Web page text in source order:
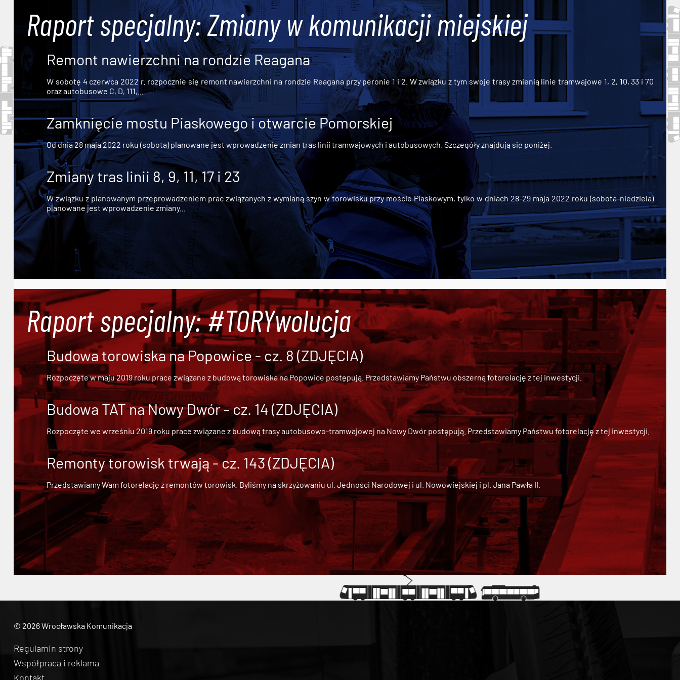
Raport specjalny: Zmiany w komunikacji miejskiej
Remont nawierzchni na rondzie Reagana
W sobotę 4 czerwca 2022 r. rozpocznie się remont nawierzchni na rondzie Reagana przy peronie 1 i 2. W związku z tym swoje trasy zmienią linie tramwajowe 1, 2, 10, 33 i 70
oraz autobusowe C, D, 111,...
Zamknięcie mostu Piaskowego i otwarcie Pomorskiej
Od dnia 28 maja 2022 roku (sobota) planowane jest wprowadzenie zmian tras linii tramwajowych i autobusowych. Szczegóły znajdują się poniżej.
Zmiany tras linii 8, 9, 11, 17 i 23
W związku z planowanym przeprowadzeniem prac związanych z wymianą szyn w torowisku przy moście Piaskowym, tylko w dniach 28-29 maja 2022 roku (sobota-niedziela)
planowane jest wprowadzenie zmiany...
Raport specjalny: #TORYwolucja
Budowa torowiska na Popowice - cz. 8 (ZDJĘCIA)
Rozpoczęte w maju 2019 roku prace związane z budową torowiska na Popowice postępują. Przedstawiamy Państwu obszerną fotorelację z tej inwestycji.
Budowa TAT na Nowy Dwór - cz. 14 (ZDJĘCIA)
Rozpoczęte we wrześniu 2019 roku prace związane zbudową trasy autobusowo-tramwajowej na Nowy Dwór postępują. Przedstawiamy Państwu fotorelację z tej inwestycji.
Remonty torowisk trwają - cz. 143 (ZDJĘCIA)
Przedstawiamy Wam fotorelację z remontów torowisk. Byliśmy na skrzyżowaniu ul. Jedności Narodowej i ul. Nowowiejskiej i pl. Jana Pawła II.
© 2026 Wrocławska Komunikacja
Regulamin strony
Współpraca i reklama
Kontakt